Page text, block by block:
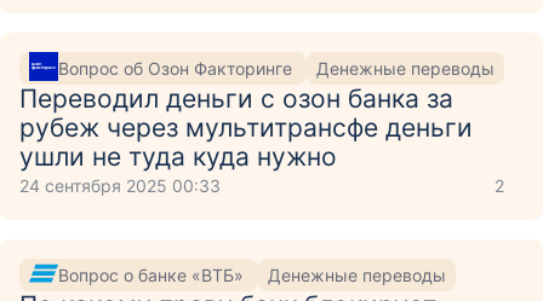
Вопрос об Озон Факторинге Денежные переводы
Переводил деньги с озон банка за
рубеж через мультитрансфе деньги
ушли не туда куда нужно
24 сентября 2025 00:33 2
Вопрос о банке «ВТБ» Денежные переводы